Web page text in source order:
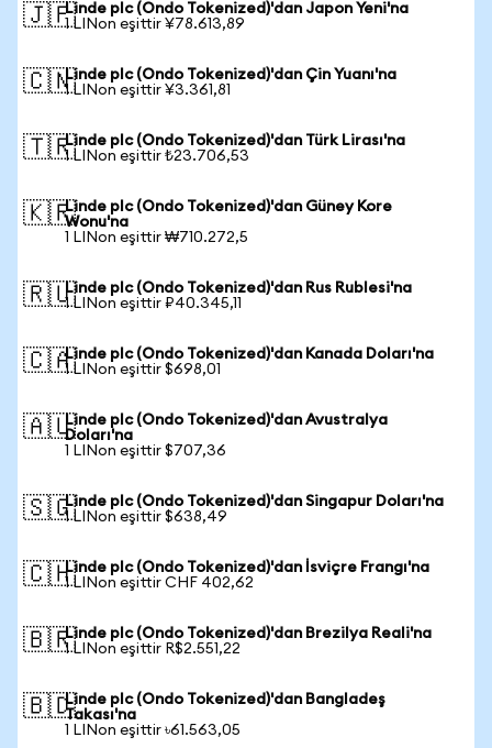
🇯🇵Linde plc (Ondo Tokenized)'dan Japon Yeni'na
1 LINon eşittir ¥78.613,89
🇨🇳Linde plc (Ondo Tokenized)'dan Çin Yuanı'na
1 LINon eşittir ¥3.361,81
🇹🇷Linde plc (Ondo Tokenized)'dan Türk Lirası'na
1 LINon eşittir ₺23.706,53
🇰🇷Linde plc (Ondo Tokenized)'dan Güney Kore
Wonu'na
1 LINon eşittir ₩710.272,5
🇷🇺Linde plc (Ondo Tokenized)'dan Rus Rublesi'na
1 LINon eşittir ₽40.345,11
🇨🇦Linde plc (Ondo Tokenized)'dan Kanada Doları'na
1 LINon eşittir $698,01
🇦🇺Linde plc (Ondo Tokenized)'dan Avustralya
Doları'na
1 LINon eşittir $707,36
🇸🇬Linde plc (Ondo Tokenized)'dan Singapur Doları'na
1 LINon eşittir $638,49
🇨🇭Linde plc (Ondo Tokenized)'dan İsviçre Frangı'na
1 LINon eşittir CHF 402,62
🇧🇷Linde plc (Ondo Tokenized)'dan Brezilya Reali'na
1 LINon eşittir R$2.551,22
🇧🇩Linde plc (Ondo Tokenized)'dan Bangladeş
Takası'na
1 LINon eşittir ৳61.563,05